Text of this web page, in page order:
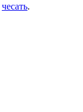
чесать.